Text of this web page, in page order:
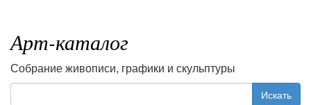
Арт-каталог
Собрание живописи, графики и скульптуры
Искать